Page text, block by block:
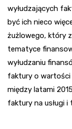
wyłudzających
być ich nieco
żużlowego, który
tematyce
wyłudzaniu
faktury o wartości
między latami
faktury na usługi i